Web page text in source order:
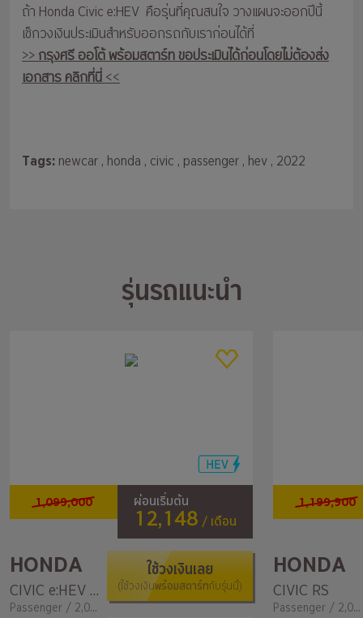
ถ้า Honda Civic e:HEV คือรุ่นที่คุณสนใจ วางแผนจะออกปีนี้
เช็กวงเงินประเมินสำหรับออกรถกับเราก่อนได้ที่
>>กรุงศรี ออโต้ พร้อมสตาร์ท ขอประเมินได้ก่อนโดยไม่ต้องส่ง
เอกสาร คลิกที่นี่<<
Tags: newcar, honda , civic , passenger, hev, 2022
รุ่นรถแนะนำ
1,099,000 ผ่อนเริ่มต้น
12,148 / เดือน
HONDA
CIVIC e:HEV EL+
Passenger / 2,000
ใช้วงเงินเลย
(ใช้วงเงินพร้อมสตาร์ทกับรุ่นนี้)
1,199,900
HONDA
CIVIC RS
Passenger / 2,000